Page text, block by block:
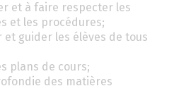
et à faire respecter les
et les procédures;
et guider les élèves de tous
plans de cours;
des matières